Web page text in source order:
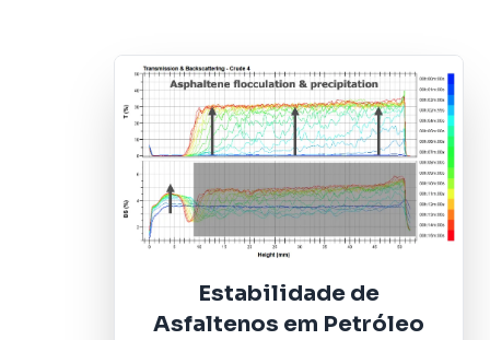
Estabilidade de
Asfaltenos em Petróleo